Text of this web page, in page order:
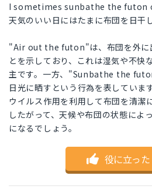
I sometimes sunbathe the futon
天気のいい日にはたまに布団を日干
"Air out the futon"は、布団を外に
とを示しており、これは湿気や不快
主です。一方、"Sunbathe the
日光に晒すという行為を表していま
ウイルス作用を利用して布団を清潔
したがって、天候や布団の状態によ
になるでしょう。
役に立った